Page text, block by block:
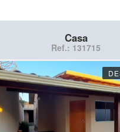
Casa
Ref.: 131715